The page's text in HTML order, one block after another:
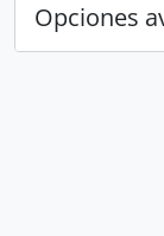
Opciones